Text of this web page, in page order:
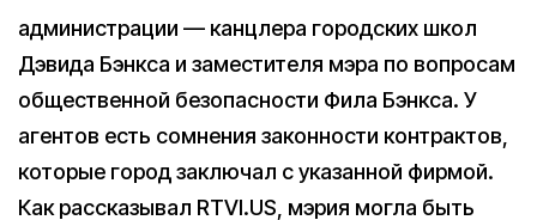
администрации — канцлера городских школ
Дэвида Бэнкса и заместителя мэра по вопросам
общественной безопасности Фила Бэнкса. У
агентов есть сомнения законности контрактов,
которые город заключал с указанной фирмой.
Как рассказывал RTVI.US, мэрия могла быть